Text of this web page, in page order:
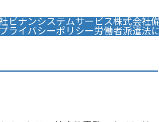
ビナンシステムサービス株式会社
プライバシーポリシー労働者派遣法